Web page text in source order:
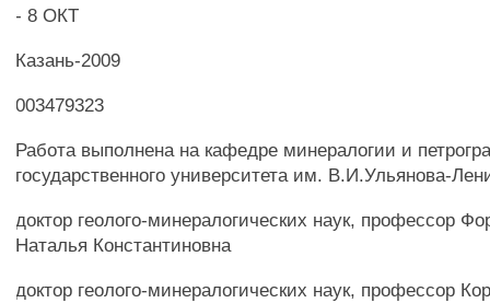
- 8 ОКТ
Казань-2009
003479323
Работа выполнена на кафедре минералогии и
государственного университета им. В.И.Ульянова-
доктор геолого-минералогических наук, профессор
Наталья Константиновна
доктор геолого-минералогических наук, профессор